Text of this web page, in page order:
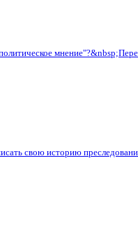
свою историю